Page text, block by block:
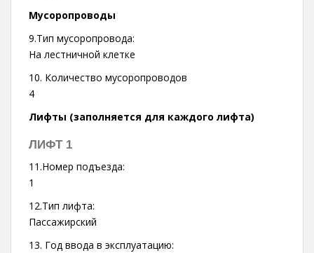
Мусоропроводы
9.Тип мусоропровода:
На лестничной клетке
10. Количество мусоропроводов
4
Лифты (заполняется для каждого лифта)
ЛИФТ 1
11.Номер подъезда:
1
12.Тип лифта:
Пассажирский
13. Год ввода в эксплуатацию: